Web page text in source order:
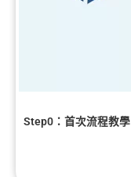
Step0：首次流程教學